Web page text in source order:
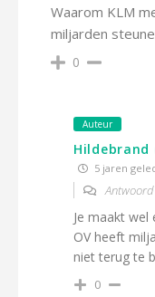
Waarom KLM
miljarden
0
Auteur
5 jaren
Je maakt wel
OV heeft
niet terug te
0